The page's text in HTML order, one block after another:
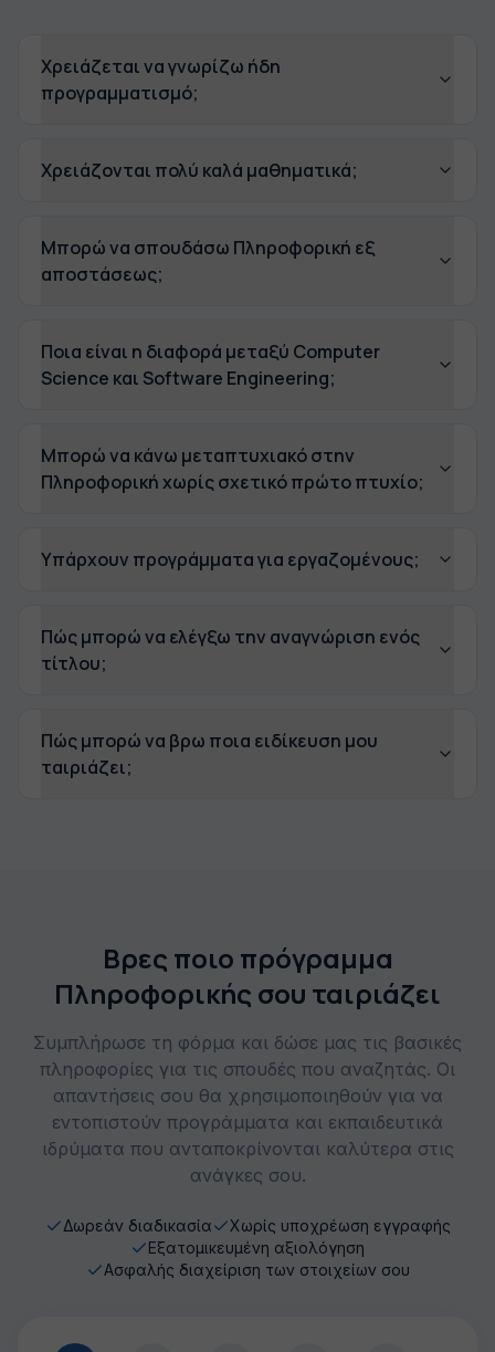
Χρειάζεται να γνωρίζω ήδη
προγραμματισμό;
Χρειάζονται πολύ καλά μαθηματικά;
Μπορώ να σπουδάσω Πληροφορική εξ
αποστάσεως;
Ποια είναι η διαφορά μεταξύ Computer
Science και Software Engineering;
Μπορώ να κάνω μεταπτυχιακό στην
Πληροφορική χωρίς σχετικό πρώτο πτυχίο;
Υπάρχουν προγράμματα για εργαζομένους;
Πώς μπορώ να ελέγξω την αναγνώριση ενός
τίτλου;
Πώς μπορώ να βρω ποια ειδίκευση μου
ταιριάζει;
Βρες ποιο πρόγραμμα
Πληροφορικής σου ταιριάζει
Συμπλήρωσε τη φόρμα και δώσε μας τις βασικές
πληροφορίες για τις σπουδές που αναζητάς. Οι
απαντήσεις σου θα χρησιμοποιηθούν για να
εντοπιστούν προγράμματα και εκπαιδευτικά
ιδρύματα που ανταποκρίνονται καλύτερα στις
ανάγκες σου.
Δωρεάν διαδικασία
Χωρίς υποχρέωση εγγραφής
Εξατομικευμένη αξιολόγηση
Ασφαλής διαχείριση των στοιχείων σου